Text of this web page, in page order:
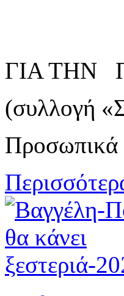
ΓΙΑ ΤΗΝ
(συλλογή
Προσωπικά